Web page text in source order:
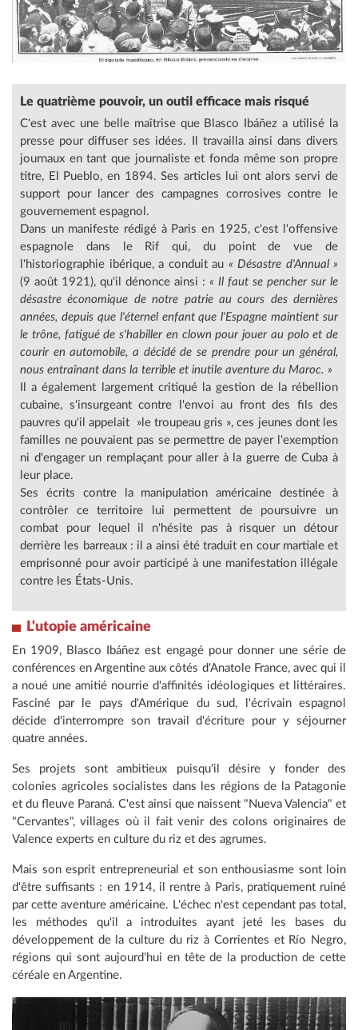
Le quatrième pouvoir, un outil efficace mais risqué
C'est avec une belle maîtrise que Blasco Ibáñez a utilisé la
presse pour diffuser ses idées. Il travailla ainsi dans divers
journaux en tant que journaliste et fonda même son propre
titre, El Pueblo, en 1894. Ses articles lui ont alors servi de
support pour lancer des campagnes corrosives contre le
gouvernement espagnol.
Dans un manifeste rédigé à Paris en 1925, c'est l'offensive
espagnole dans le Rif qui, du point de vue de
l'historiographie ibérique, a conduit au « Désastre d'Annual »
(9 août 1921), qu'il dénonce ainsi : « Il faut se pencher sur le
désastre économique de notre patrie au cours des dernières
années, depuis que l'éternel enfant que l'Espagne maintient sur
le trône, fatigué de s'habiller en clown pour jouer au polo et de
courir en automobile, a décidé de se prendre pour un général,
nous entraînant dans la terrible et inutile aventure du Maroc. »
Il a également largement critiqué la gestion de la rébellion
cubaine, s'insurgeant contre l'envoi au front des fils des
pauvres qu'il appelait »le troupeau gris », ces jeunes dont les
familles ne pouvaient pas se permettre de payer l'exemption
ni d'engager un remplaçant pour aller à la guerre de Cuba à
leur place.
Ses écrits contre la manipulation américaine destinée à
contrôler ce territoire lui permettent de poursuivre un
combat pour lequel il n'hésite pas à risquer un détour
derrière les barreaux : il a ainsi été traduit en cour martiale et
emprisonné pour avoir participé à une manifestation illégale
contre les États-Unis.
L'utopie américaine
En 1909, Blasco Ibáñez est engagé pour donner une série de
conférences en Argentine aux côtés d'Anatole France, avec qui il
a noué une amitié nourrie d'affinités idéologiques et littéraires.
Fasciné par le pays d'Amérique du sud, l'écrivain espagnol
décide d'interrompre son travail d'écriture pour y séjourner
quatre années.
Ses projets sont ambitieux puisqu'il désire y fonder des
colonies agricoles socialistes dans les régions de la Patagonie
et du fleuve Paraná. C'est ainsi que naissent "Nueva Valencia" et
"Cervantes", villages où il fait venir des colons originaires de
Valence experts en culture du riz et des agrumes.
Mais son esprit entrepreneurial et son enthousiasme sont loin
d'être suffisants : en 1914, il rentre à Paris, pratiquement ruiné
par cette aventure américaine. L'échec n'est cependant pas total,
les méthodes qu'il a introduites ayant jeté les bases du
développement de la culture du riz à Corrientes et Río Negro,
régions qui sont aujourd'hui en tête de la production de cette
céréale en Argentine.